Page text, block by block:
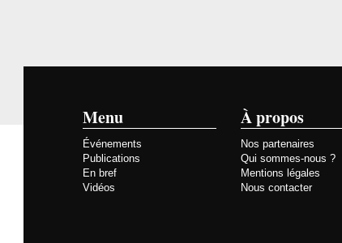
Menu
Événements
Publications
En bref
Vidéos
À propos
Nos partenaires
Qui sommes-nous ?
Mentions légales
Nous contacter